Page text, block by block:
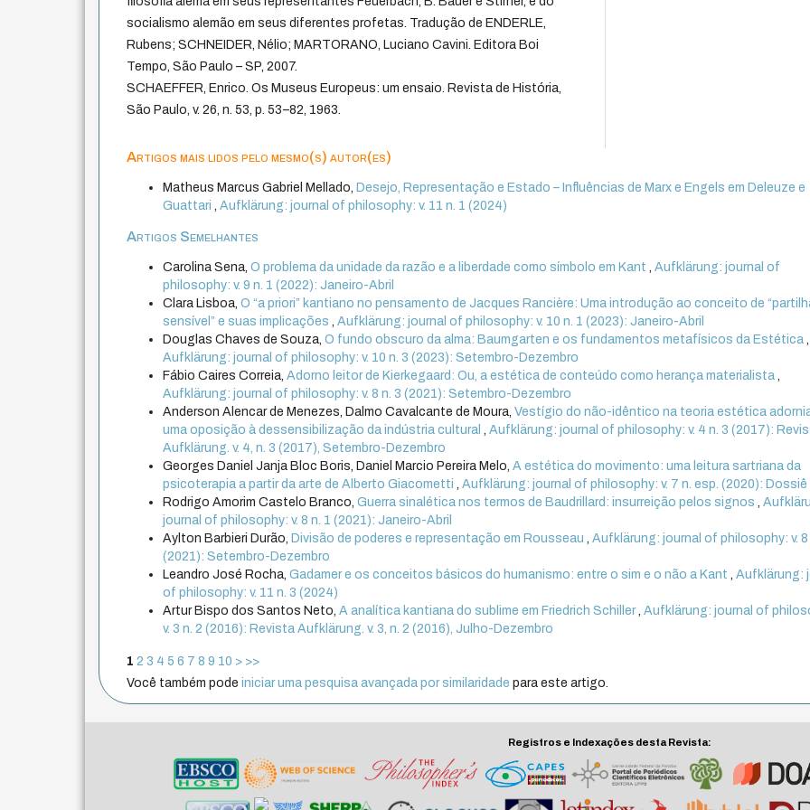
socialismo alemão em seus diferentes profetas. Tradução de ENDERLE,
Rubens; SCHNEIDER, Nélio; MARTORANO, Luciano Cavini. Editora Boi
Tempo, São Paulo – SP, 2007.
SCHAEFFER, Enrico. Os Museus Europeus: um ensaio. Revista de História,
São Paulo, v. 26, n. 53, p. 53–82, 1963.
Artigos mais lidos pelo mesmo(s) autor(es)
Matheus Marcus Gabriel Mellado, Desejo, Representação e Estado – Influências de Marx e Engels em Deleuze e
Guattari,Aufklärung: journal of philosophy: v. 11 n. 1 (2024)
Artigos Semelhantes
Carolina Sena,O problema da unidade da razão e a liberdade como símbolo em Kant,Aufklärung: journal of
philosophy: v. 9 n. 1 (2022): Janeiro-Abril
Clara Lisboa,O “a priori” kantiano no pensamento de Jacques Rancière: Uma introdução ao conceito de
sensível” e suas implicações,Aufklärung: journal of philosophy: v. 10 n. 1 (2023): Janeiro-Abril
Douglas Chaves de Souza,O fundo obscuro da alma: Baumgarten e os fundamentos metafísicos da Estética,
Aufklärung: journal of philosophy: v. 10 n. 3 (2023): Setembro-Dezembro
Fábio Caires Correia,Adorno leitor de Kierkegaard: Ou, a estética de conteúdo como herança materialista,
Aufklärung: journal of philosophy: v. 8 n. 3 (2021): Setembro-Dezembro
Anderson Alencar de Menezes, Dalmo Cavalcante de Moura,Vestígio do não-idêntico na teoria estética
uma oposição à dessensibilização da indústria cultural,Aufklärung: journal of philosophy: v. 4 n. 3 (2017):
Aufklärung. v. 4, n. 3 (2017), Setembro-Dezembro
Georges Daniel Janja Bloc Boris, Daniel Marcio Pereira Melo,A estética do movimento: uma leitura sartriana da
psicoterapia a partir da arte de Alberto Giacometti,Aufklärung: journal of philosophy: v. 7 n. esp. (2020):
Rodrigo Amorim Castelo Branco,Guerra sinalética nos termos de Baudrillard: insurreição pelos signos,
journal of philosophy: v. 8 n. 1 (2021): Janeiro-Abril
Aylton Barbieri Durão, Divisão de poderes e representação em Rousseau,Aufklärung: journal of philosophy: v. 8
(2021): Setembro-Dezembro
Leandro José Rocha,Gadamer e os conceitos básicos do humanismo: entre o sim e o não a Kant,Aufklärung:
of philosophy: v. 11 n. 3 (2024)
Artur Bispo dos Santos Neto,A analítica kantiana do sublime em Friedrich Schiller,Aufklärung: journal of
v. 3 n. 2 (2016): Revista Aufklärung. v. 3, n. 2 (2016), Julho-Dezembro
1 2 3 4 5 6 7 8 9 10 > >>
Você também podeiniciar uma pesquisa avançada por similaridade para este artigo.
Registros e Indexações desta Revista: